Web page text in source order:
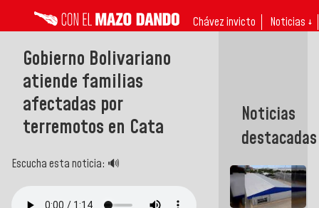
Chávez invicto Noticias ↓
Gobierno Bolivariano
atiende familias
afectadas por
terremotos en Cata
Escucha esta noticia: 🔊
Noticias
destacadas